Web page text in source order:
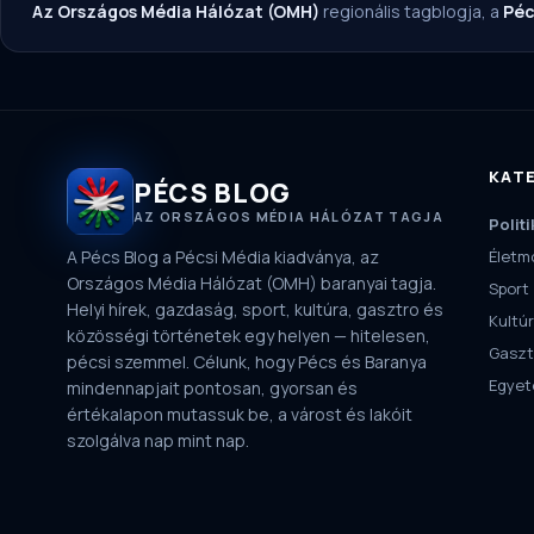
Az Országos Média Hálózat (OMH) regionális tagblogja, a
PÉCS BLOG
AZ ORSZÁGOS MÉDIA HÁLÓZAT TAGJA
A Pécs Blog a Pécsi Média kiadványa, az
Országos Média Hálózat (OMH) baranyai tagja.
Helyi hírek, gazdaság, sport, kultúra, gasztro és
közösségi történetek egy helyen — hitelesen,
pécsi szemmel. Célunk, hogy Pécs és Baranya
mindennapjait pontosan, gyorsan és
értékalapon mutassuk be, a várost és lakóit
szolgálva nap mint nap.
Sport